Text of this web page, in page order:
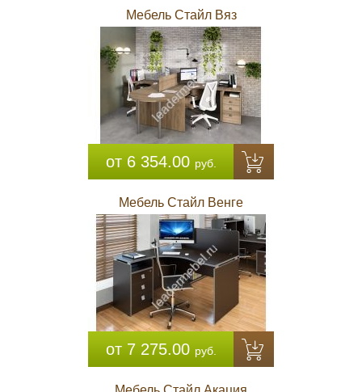
Мебель Стайл Вяз
от 6 354.00 руб.
Мебель Стайл Венге
от 7 275.00 руб.